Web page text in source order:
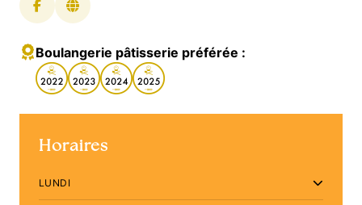
Boulangerie pâtisserie préférée :
Horaires
LUNDI